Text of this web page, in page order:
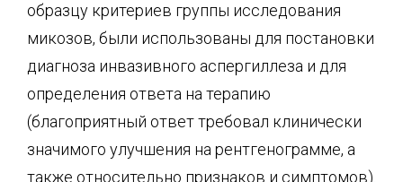
образцу критериев группы исследования
микозов, были использованы для постановки
диагноза инвазивного аспергиллеза и для
определения ответа на терапию
(благоприятный ответ требовал клинически
значимого улучшения на рентгенограмме, а
также относительно признаков и симптомов).